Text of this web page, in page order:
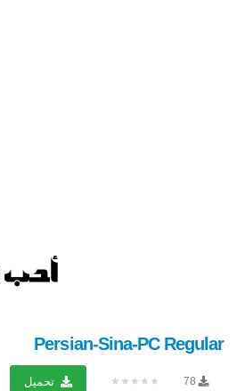
Persian-Sina-PC Regular
78
★★★★★ تحميل